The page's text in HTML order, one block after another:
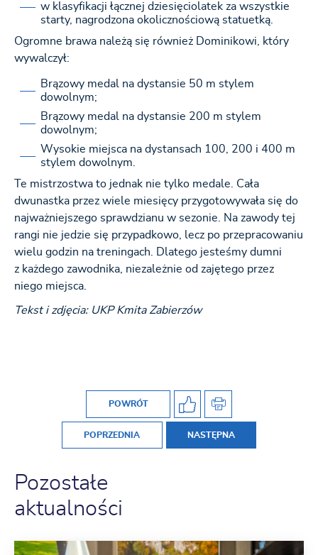
w klasyfikacji łącznej dziesięciolatek za wszystkie
starty, nagrodzona okolicznościową statuetką.
Ogromne brawa należą się również Dominikowi, który
wywalczył:
Brązowy medal na dystansie 50 m stylem
dowolnym;
Brązowy medal na dystansie 200 m stylem
dowolnym;
Wysokie miejsca na dystansach 100, 200 i 400 m
stylem dowolnym.
Te mistrzostwa to jednak nie tylko medale. Cała
dwunastka przez wiele miesięcy przygotowywała się do
najważniejszego sprawdzianu w sezonie. Na zawody tej
rangi nie jedzie się przypadkowo, lecz po przepracowaniu
wielu godzin na treningach. Dlatego jesteśmy dumni
z każdego zawodnika, niezależnie od zajętego przez
niego miejsca.
Tekst i zdjęcia: UKP Kmita Zabierzów
POWRÓT
POPRZEDNIA NASTĘPNA
Pozostałe
aktualności